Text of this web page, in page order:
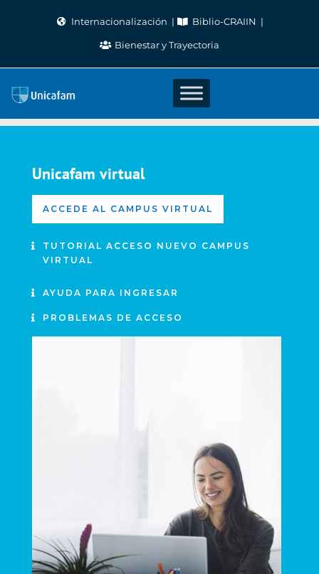
Internacionalización Biblio-CRAIIN
Bienestar y Trayectoria
Unicafam virtual
ACCEDE AL CAMPUS VIRTUAL
TUTORIAL ACCESO NUEVO CAMPUS
VIRTUAL
AYUDA PARA INGRESAR
PROBLEMAS DE ACCESO